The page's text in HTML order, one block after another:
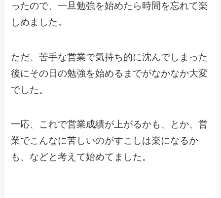
ったので、一旦勉強を始めたら時間を忘れて楽
しめました。
ただ、苦手な営業で気持ち的に沈んでしまった
後にその日の勉強を始めるまでがなかなか大変
でした。
一応、これで営業成績が上がるかも、とか、営
業でこんなに苦しいのがすこしは楽になるか
も、などと考えて始めてました。